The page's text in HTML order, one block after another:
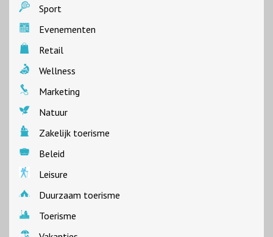
Sport
Evenementen
Retail
Wellness
Marketing
Natuur
Zakelijk toerisme
Beleid
Leisure
Duurzaam toerisme
Toerisme